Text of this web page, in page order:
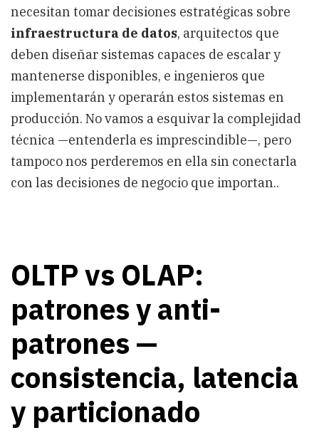
necesitan tomar decisiones estratégicas sobre
infraestructura de datos, arquitectos que
deben diseñar sistemas capaces de escalar y
mantenerse disponibles, e ingenieros que
implementarán y operarán estos sistemas en
producción. No vamos a esquivar la complejidad
técnica —entenderla es imprescindible—, pero
tampoco nos perderemos en ella sin conectarla
con las decisiones de negocio que importan..
OLTP vs OLAP:
patrones y anti-
patrones —
consistencia, latencia
y particionado